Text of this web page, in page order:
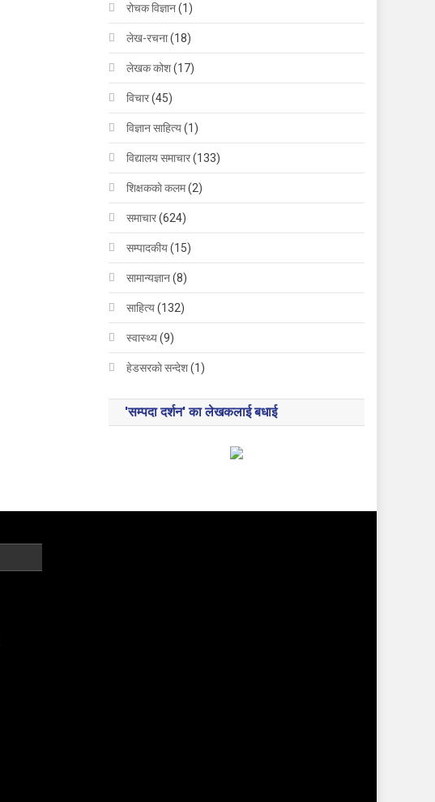
रोचक विज्ञान(1)
लेख-रचना(18)
लेखक कोश(17)
विचार(45)
विज्ञान साहित्य(1)
विद्यालय समाचार(133)
शिक्षककाे कलम(2)
समाचार(624)
सम्पादकीय(15)
सामान्यज्ञान(8)
साहित्य(132)
स्वास्थ्य(9)
हेडसरकाे सन्देश(1)
'सम्पदा दर्शन' का लेखकलाई बधाई